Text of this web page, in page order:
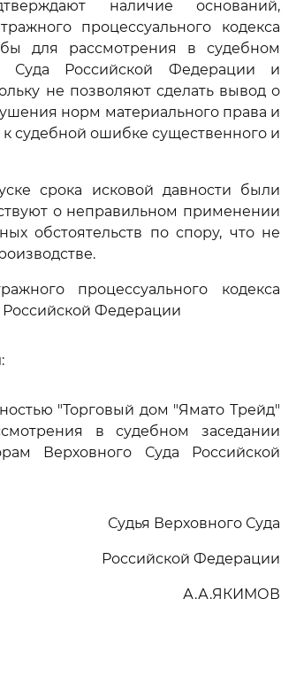
наличие оснований,
процессуального кодекса
для рассмотрения в судебном
Суда Российской Федерации и
не позволяют сделать вывод о
норм материального права и
судебной ошибке существенного и
срока исковой давности были
о неправильном применении
обстоятельств по спору, что не
процессуального кодекса
Российской Федерации
"Торговый дом "Ямато Трейд"
в судебном заседании
Верховного Суда Российской
Судья Верховного Суда
Российской Федерации
А.А.ЯКИМОВ